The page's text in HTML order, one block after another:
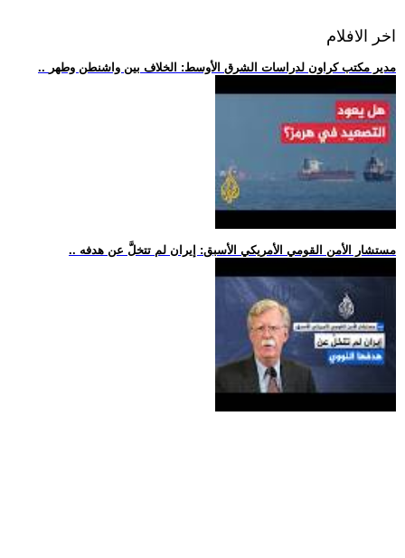
اخر الافلام
.. مدير مكتب كراون لدراسات الشرق الأوسط: الخلاف بين واشنطن وطهر
.. مستشار الأمن القومي الأمريكي الأسبق: إيران لم تتخلَّ عن هدفه